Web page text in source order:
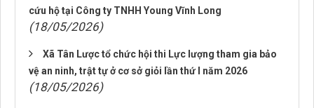
cứu hộ tại Công ty TNHH Young Vĩnh Long
(18/05/2026)
Xã Tân Lược tổ chức hội thi Lực lượng tham gia bảo
vệ an ninh, trật tự ở cơ sở giỏi lần thứ I năm 2026
(18/05/2026)